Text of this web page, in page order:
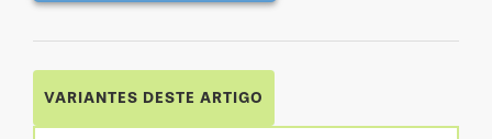
VARIANTES DESTE ARTIGO